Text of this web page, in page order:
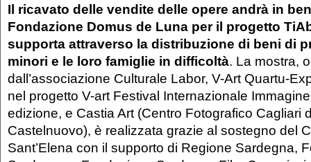
Il ricavato delle vendite delle opere andrà in
Fondazione Domus de Luna per il progetto
supporta attraverso la distribuzione di beni di
minori e le loro famiglie in difficoltà. La mostra,
dall’associazione Culturale Labor, V-Art Quartu-
nel progetto V-art Festival Internazionale
edizione, e Castia Art (Centro Fotografico Cagliari
Castelnuovo), è realizzata grazie al sostegno del
Sant’Elena con il supporto di Regione Sardegna,